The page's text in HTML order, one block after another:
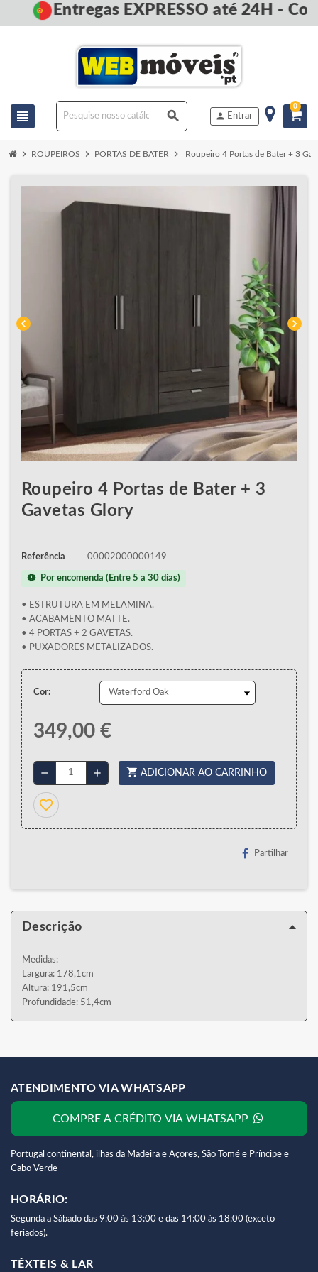
Entregas EXPRESSO até 24H -
view_headline search person Entrar
0
chevron_right ROUPEIROS chevron_right PORTAS DE BATER chevron_right Roupeiro 4 Portas de Bater + 3
chevron_left chevron_right
Roupeiro 4 Portas de Bater + 3
Gavetas Glory
Referência 00002000000149
new_releases Por encomenda (Entre 5 a 30 días)
• ESTRUTURA EM MELAMINA.
• ACABAMENTO MATTE.
• 4 PORTAS + 2 GAVETAS.
• PUXADORES METALIZADOS.
Cor:
349,00 €
remove add shopping_cart ADICIONAR AO CARRINHO
favorite_border
Partilhar
Descrição
Medidas:
Largura: 178,1cm
Altura: 191,5cm
Profundidade: 51,4cm
ATENDIMENTO VIA WHATSAPP
COMPRE A CRÉDITO VIA WHATSAPP
Portugal continental, ilhas da Madeira e Açores, São Tomé e Príncipe e
Cabo Verde
HORÁRIO:
Segunda a Sábado das 9:00 às 13:00 e das 14:00 às 18:00 (exceto
feriados).
TÊXTEIS & LAR